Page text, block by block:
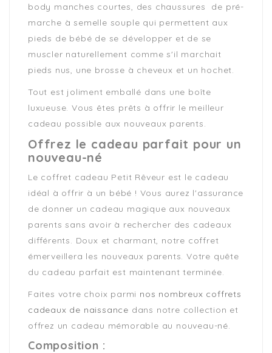
body manches courtes, des chaussures de pré-
marche à semelle souple qui permettent aux
pieds de bébé de se développer et de se
muscler naturellement comme s'il marchait
pieds nus, une brosse à cheveux et un hochet.
Tout est joliment emballé dans une boîte
luxueuse. Vous êtes prêts à offrir le meilleur
cadeau possible aux nouveaux parents.
Offrez le cadeau parfait pour un
nouveau-né
Le coffret cadeau Petit Rêveur est le cadeau
idéal à offrir à un bébé ! Vous aurez l'assurance
de donner un cadeau magique aux nouveaux
parents sans avoir à rechercher des cadeaux
différents. Doux et charmant, notre coffret
émerveillera les nouveaux parents. Votre quête
du cadeau parfait est maintenant terminée.
Faites votre choix parmi nos nombreux coffrets
cadeaux de naissance dans notre collection et
offrez un cadeau mémorable au nouveau-né.
Composition :